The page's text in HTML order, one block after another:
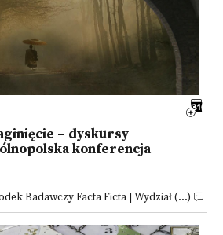
– dyskursy
konferencja
Badawczy Facta Ficta | Wydział (...)